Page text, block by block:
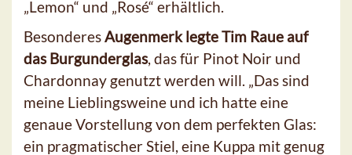
„Lemon“ und „Rosé“ erhältlich.
BesonderesAugenmerk legte Tim Raue auf
das Burgunderglas, das für Pinot Noir und
Chardonnay genutzt werden will. „Das sind
meine Lieblingsweine und ich hatte eine
genaue Vorstellung von dem perfekten Glas:
ein pragmatischer Stiel, eine Kuppa mit genug